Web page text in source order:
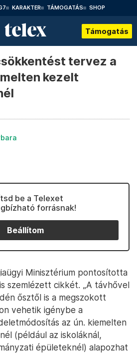
KARAKTER TÁMOGATÁS SHOP
Támogatás
tervez a
kezelt
be a Telexet
forrásnak!
Beállítom
Minisztérium pontosította
szemlézett cikkét. „A távhővel
ősztől is a megszokott
vehetik igénybe a
az ún. kiemelten
(például az iskoláknál,
épületeknél) alapozhat